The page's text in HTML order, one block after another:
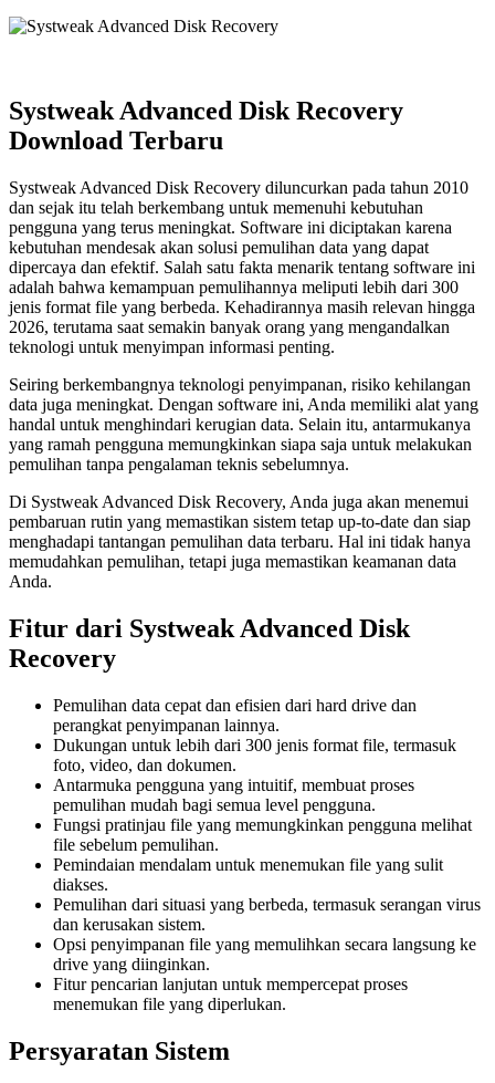
Systweak Advanced Disk Recovery
Download Terbaru
Systweak Advanced Disk Recovery diluncurkan pada tahun 2010
dan sejak itu telah berkembang untuk memenuhi kebutuhan
pengguna yang terus meningkat. Software ini diciptakan karena
kebutuhan mendesak akan solusi pemulihan data yang dapat
dipercaya dan efektif. Salah satu fakta menarik tentang software ini
adalah bahwa kemampuan pemulihannya meliputi lebih dari 300
jenis format file yang berbeda. Kehadirannya masih relevan hingga
2026, terutama saat semakin banyak orang yang mengandalkan
teknologi untuk menyimpan informasi penting.
Seiring berkembangnya teknologi penyimpanan, risiko kehilangan
data juga meningkat. Dengan software ini, Anda memiliki alat yang
handal untuk menghindari kerugian data. Selain itu, antarmukanya
yang ramah pengguna memungkinkan siapa saja untuk melakukan
pemulihan tanpa pengalaman teknis sebelumnya.
Di Systweak Advanced Disk Recovery, Anda juga akan menemui
pembaruan rutin yang memastikan sistem tetap up-to-date dan siap
menghadapi tantangan pemulihan data terbaru. Hal ini tidak hanya
memudahkan pemulihan, tetapi juga memastikan keamanan data
Anda.
Fitur dari Systweak Advanced Disk
Recovery
Pemulihan data cepat dan efisien dari hard drive dan
perangkat penyimpanan lainnya.
Dukungan untuk lebih dari 300 jenis format file, termasuk
foto, video, dan dokumen.
Antarmuka pengguna yang intuitif, membuat proses
pemulihan mudah bagi semua level pengguna.
Fungsi pratinjau file yang memungkinkan pengguna melihat
file sebelum pemulihan.
Pemindaian mendalam untuk menemukan file yang sulit
diakses.
Pemulihan dari situasi yang berbeda, termasuk serangan virus
dan kerusakan sistem.
Opsi penyimpanan file yang memulihkan secara langsung ke
drive yang diinginkan.
Fitur pencarian lanjutan untuk mempercepat proses
menemukan file yang diperlukan.
Persyaratan Sistem